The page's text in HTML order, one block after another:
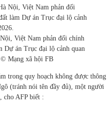
Việt Nam phản đối chính
Dự án Trục đại lộ cảnh quan
© Mạng xã hội FB
trong quy hoạch không được thông
(tránh nói tên đầy đủ), một người
cho AFP biết :